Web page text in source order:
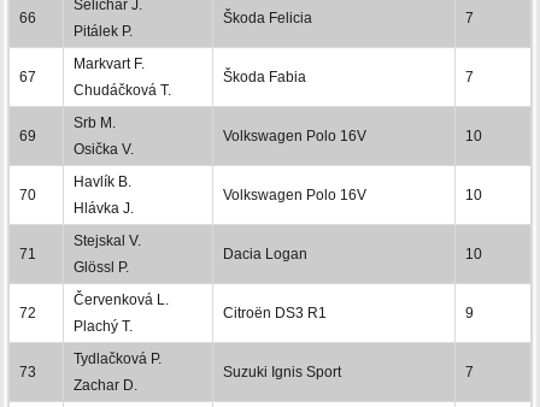
66
Selichar J.
Pitálek P.
Škoda Felicia 7
67
Markvart F.
Chudáčková T.
Škoda Fabia 7
69
Srb M.
Osička V.
Volkswagen Polo 16V 10
70
Havlík B.
Hlávka J.
Volkswagen Polo 16V 10
71
Stejskal V.
Glössl P.
Dacia Logan 10
72
Červenková L.
Plachý T.
Citroën DS3 R1 9
73
Tydlačková P.
Zachar D.
Suzuki Ignis Sport 7